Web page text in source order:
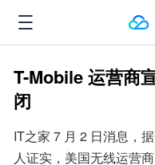
T-Mobile 运营商
闭
IT之家 7 月 2 日消息，
人证实，美国无线运营